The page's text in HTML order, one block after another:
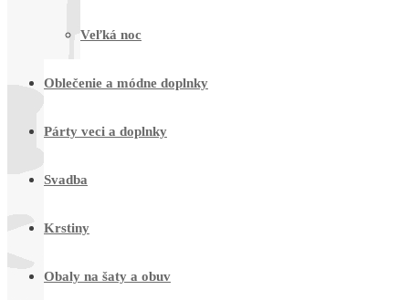
Veľká noc
Oblečenie a módne doplnky
Párty veci a doplnky
Svadba
Krstiny
Obaly na šaty a obuv